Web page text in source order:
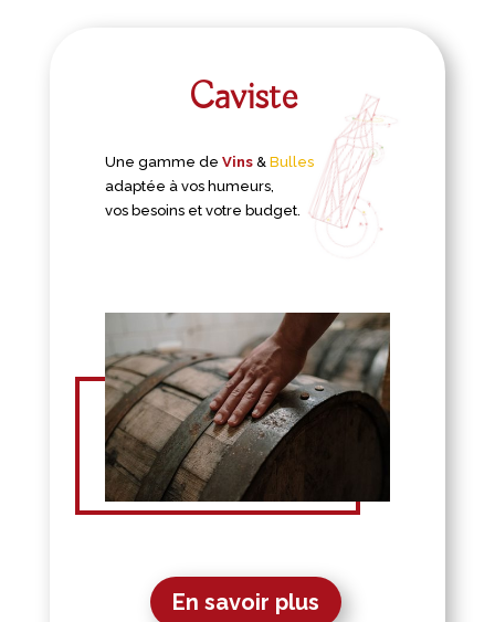
En savoir plus
Caviste
Une gamme de Vins & Bulles
adaptée à vos humeurs,
vos besoins et votre budget.